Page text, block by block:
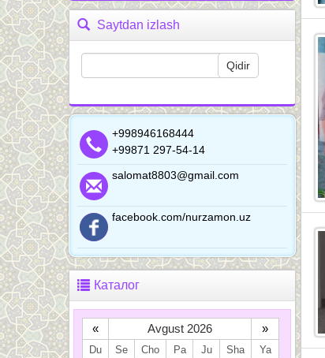
Saytdan izlash
+998946168444
+99871 297-54-14
salomat8803@gmail.com
facebook.com/nurzamon.uz
Каталог
« Avgust 2026 »
Du Se Cho Pa Ju Sha Ya